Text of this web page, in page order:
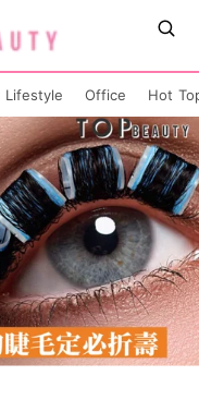
Lifestyle Office Hot